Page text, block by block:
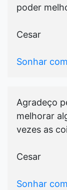
poder
Cesar
Sonhar
Agradeço
melhorar
vezes as
Cesar
Sonhar